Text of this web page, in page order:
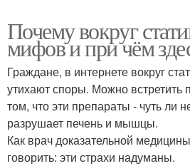
Почему вокруг
мифов и при чём
Граждане, в интернете вокруг
утихают споры. Можно встретить
том, что эти препараты - чуть ли
разрушает печень и мышцы.
Как врач доказательной
говорить: эти страхи надуманы.